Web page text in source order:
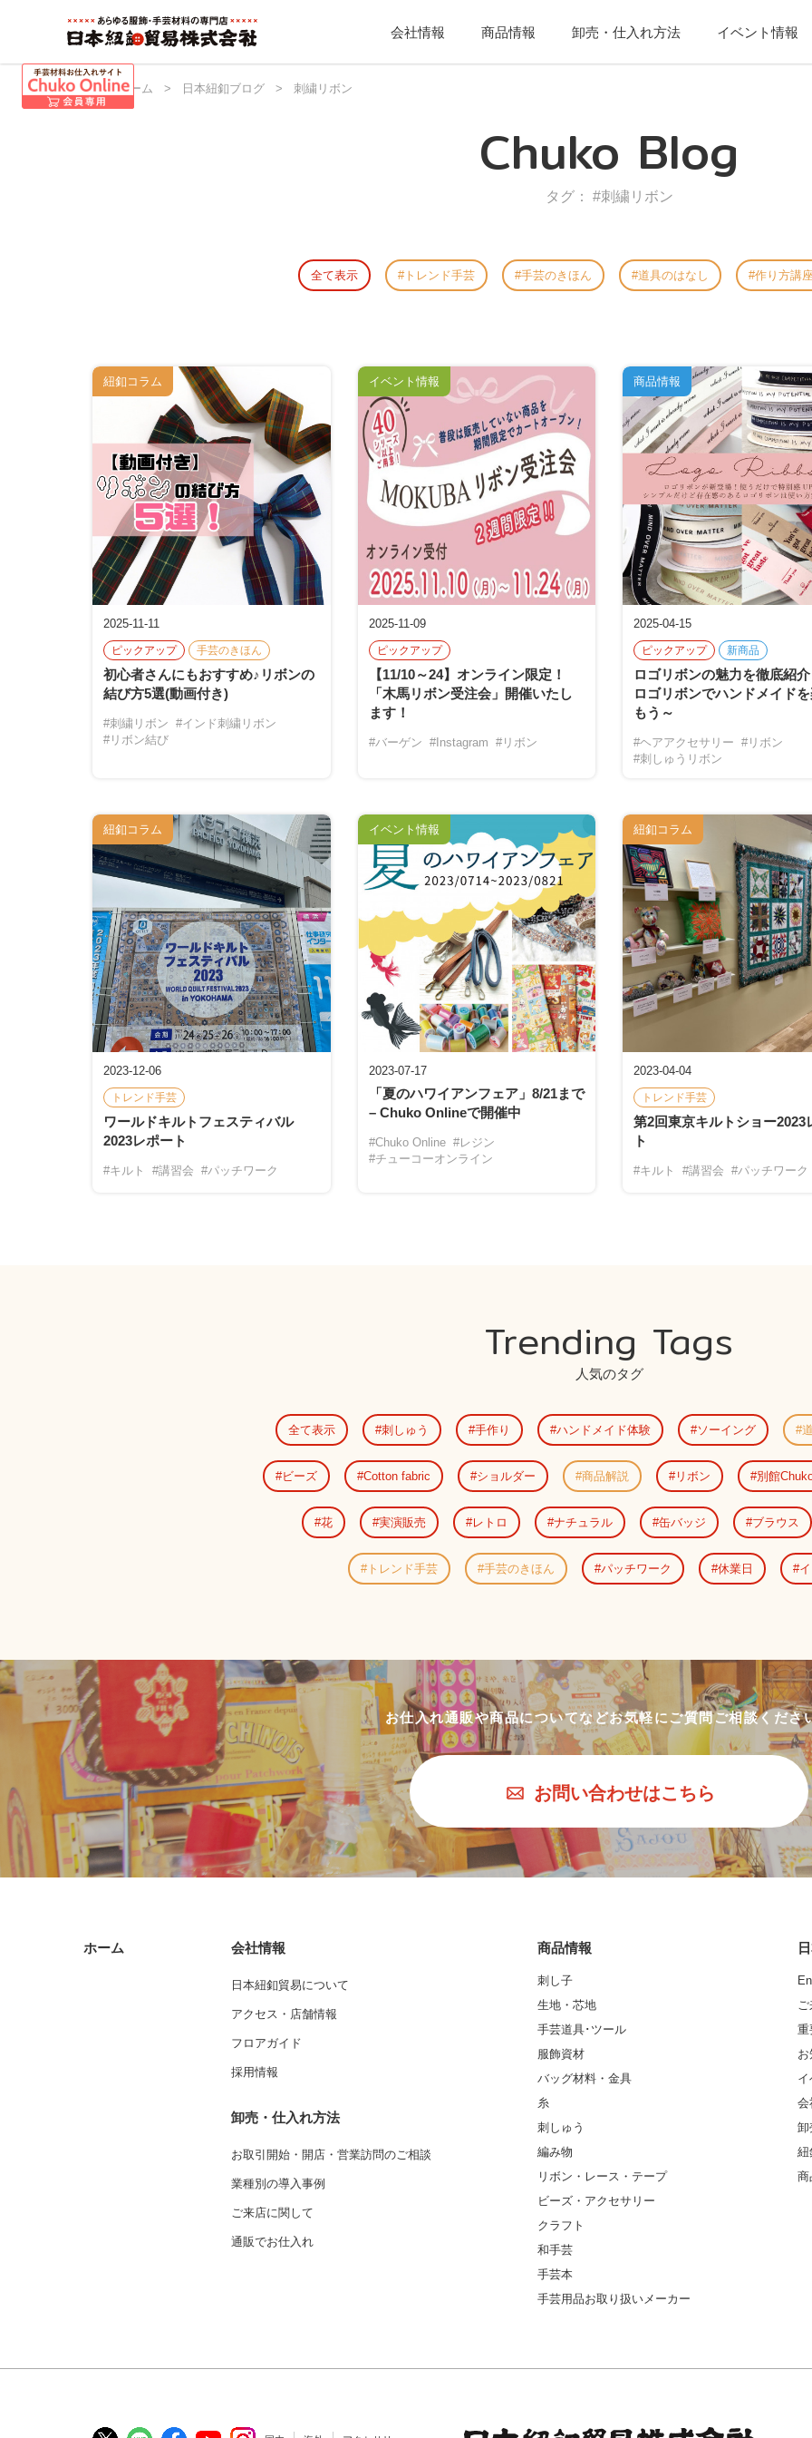
会社情報 商品情報 卸売・仕入れ方法 イベント情報
日本紐釦 ホーム > 日本紐釦ブログ > 刺繍リボン
Chuko Blog
タグ： #刺繍リボン
全て表示 トレンド手芸 手芸のきほん 道具のはなし 作り方講
2025-11-11
ピックアップ 手芸のきほん
初心者さんにもおすすめ♪リボンの
結び方5選(動画付き)
#刺繍リボン #インド刺繍リボン
#リボン結び
紐釦コラム
2025-11-09
ピックアップ
【11/10～24】オンライン限定！
「木馬リボン受注会」開催いたし
ます！
#バーゲン #Instagram #リボン
イベント情報
2025-04-15
ピックアップ 新商品
ロゴリボンの魅力を徹底紹
ロゴリボンでハンドメイド
もう～
#ヘアアクセサリー #リボン
#刺しゅうリボン
商品情報
2023-12-06
トレンド手芸
ワールドキルトフェスティバル
2023レポート
#キルト #講習会 #パッチワーク
紐釦コラム
2023-07-17
「夏のハワイアンフェア」8/21まで
– Chuko Onlineで開催中
#Chuko Online #レジン
#チューコーオンライン
イベント情報
2023-04-04
トレンド手芸
第2回東京キルトショー2023
ト
#キルト #講習会 #パッチワーク
紐釦コラム
Trending Tags
人気のタグ
全て表示 刺しゅう 手作り ハンドメイド体験 ソーイング
ビーズ Cotton fabric ショルダー 商品解説 リボン 別館
花 実演販売 レトロ ナチュラル 缶バッジ ブラウス
トレンド手芸 手芸のきほん パッチワーク 休業日
お仕入れ通販や商品についてなどお気軽にご質問ご相談くださ
お問い合わせはこちら
ホーム 会社情報
日本紐釦貿易について
アクセス・店舗情報
フロアガイド
採用情報
卸売・仕入れ方法
お取引開始・開店・営業訪問のご相談
業種別の導入事例
ご来店に関して
通販でお仕入れ
商品情報
刺し子
生地・芯地
手芸道具･ツール
服飾資材
バッグ材料・金具
糸
刺しゅう
編み物
リボン・レース・テープ
ビーズ・アクセサリー
クラフト
和手芸
手芸本
手芸用品お取り扱いメーカー
重
お
会
卸
紐
商